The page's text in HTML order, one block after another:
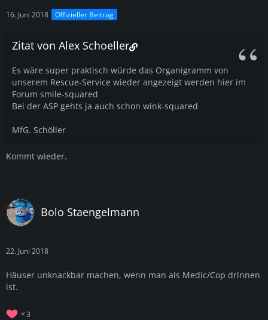
16. Juni 2018 Offizieller Beitrag
Zitat von Alex Schoeller
Es wäre super praktisch würde das Organigramm von
unserem Rescue-Service wieder angezeigt werden hier im
Forum smile-squared
Bei der ASP gehts ja auch schon wink-squared
MfG. Schöller
Kommt wieder.
Bolo Staengelmann
22. Juni 2018
Häuser unknackbar machen, wenn man als Medic/Cop drinnen
ist.
3